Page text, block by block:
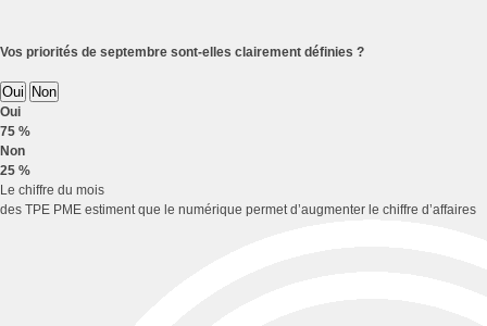
Vos priorités de septembre sont-elles clairement définies ?
Oui Non
Oui
75 %
Non
25 %
Le chiffre du mois
des TPE PME estiment que le numérique permet d’augmenter le chiffre d’affaires